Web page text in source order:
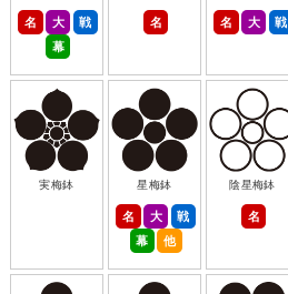
名 大
戦
幕
名 名 大 戦
実梅鉢 星梅鉢
名 大
戦
幕
他
陰星梅鉢
名